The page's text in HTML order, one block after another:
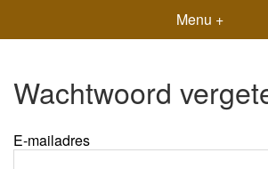
Menu +
Wachtwoord
E-mailadres